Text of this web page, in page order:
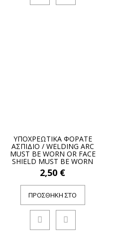
ΥΠΟΧΡΕΩΤΙΚΑ ΦΟΡΑΤΕ
ΑΣΠΙΔΙΟ / WELDING ARC
MUST BE WORN OR FACE
SHIELD MUST BE WORN
2,50 €
ΠΡΟΣΘΉΚΗ ΣΤΟ